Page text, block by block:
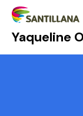
Yaqueline